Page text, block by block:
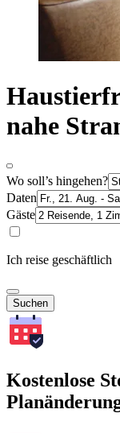
nahe
Wo soll’s hingehen?
Daten
Gäste
Ich reise geschäftlich
Suchen
Kostenlose